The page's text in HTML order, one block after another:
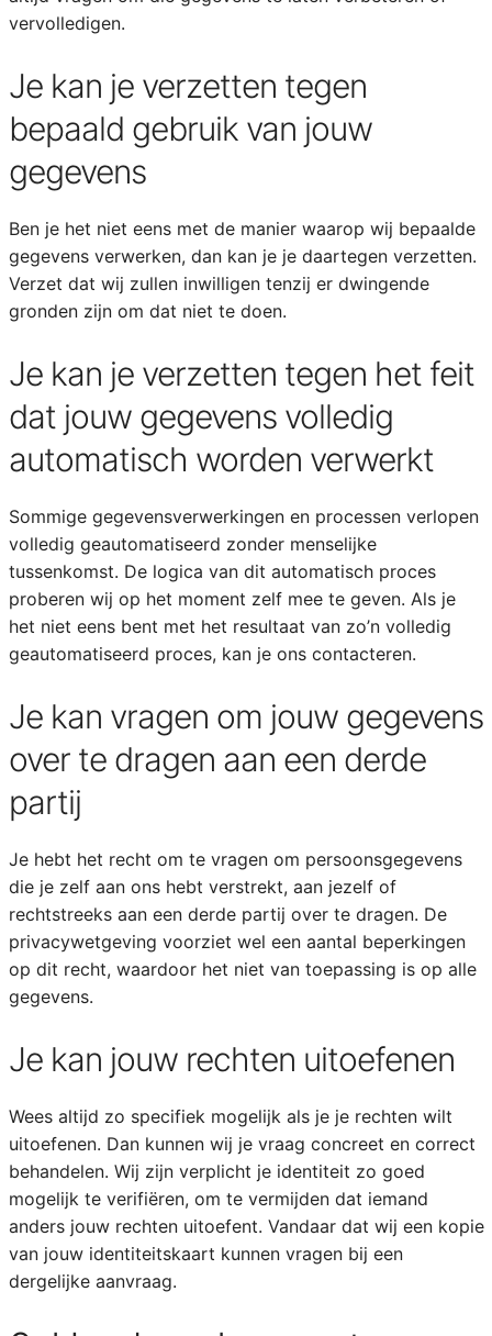
vervolledigen.
Je kan je verzetten tegen
bepaald gebruik van jouw
gegevens
Ben je het niet eens met de manier waarop wij bepaalde
gegevens verwerken, dan kan je je daartegen verzetten.
Verzet dat wij zullen inwilligen tenzij er dwingende
gronden zijn om dat niet te doen.
Je kan je verzetten tegen het feit
dat jouw gegevens volledig
automatisch worden verwerkt
Sommige gegevensverwerkingen en processen verlopen
volledig geautomatiseerd zonder menselijke
tussenkomst. De logica van dit automatisch proces
proberen wij op het moment zelf mee te geven. Als je
het niet eens bent met het resultaat van zo’n volledig
geautomatiseerd proces, kan je ons contacteren.
Je kan vragen om jouw gegevens
over te dragen aan een derde
partij
Je hebt het recht om te vragen om persoonsgegevens
die je zelf aan ons hebt verstrekt, aan jezelf of
rechtstreeks aan een derde partij over te dragen. De
privacywetgeving voorziet wel een aantal beperkingen
op dit recht, waardoor het niet van toepassing is op alle
gegevens.
Je kan jouw rechten uitoefenen
Wees altijd zo specifiek mogelijk als je je rechten wilt
uitoefenen. Dan kunnen wij je vraag concreet en correct
behandelen. Wij zijn verplicht je identiteit zo goed
mogelijk te verifiëren, om te vermijden dat iemand
anders jouw rechten uitoefent. Vandaar dat wij een kopie
van jouw identiteitskaart kunnen vragen bij een
dergelijke aanvraag.